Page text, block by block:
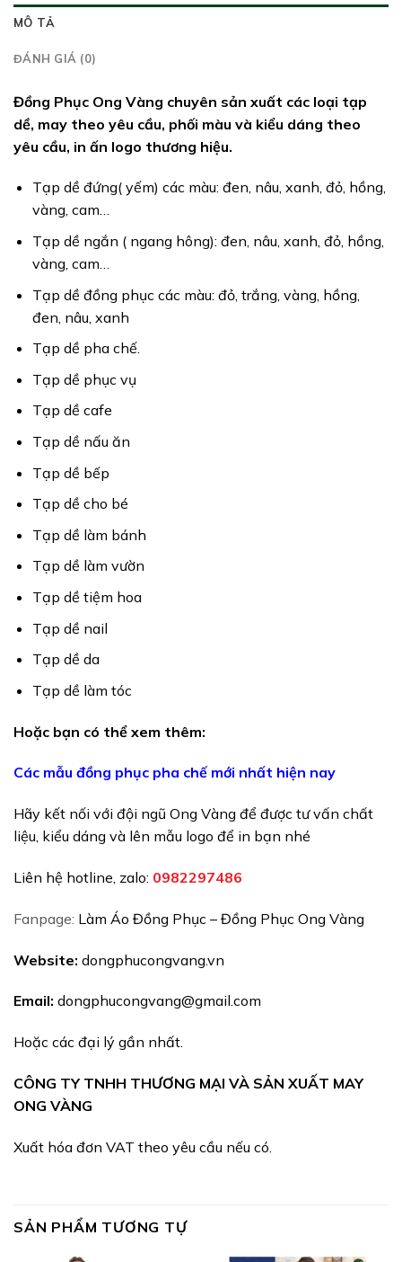
MÔ TẢ
ĐÁNH GIÁ (0)
Đồng Phục Ong Vàng chuyên sản xuất các loại tạp
dề, may theo yêu cầu, phối màu và kiểu dáng theo
yêu cầu, in ấn logo thương hiệu.
Tạp dề đứng( yếm) các màu: đen, nâu, xanh, đỏ, hồng,
vàng, cam…
Tạp dề ngắn ( ngang hông): đen, nâu, xanh, đỏ, hồng,
vàng, cam…
Tạp dề đồng phục các màu: đỏ, trắng, vàng, hồng,
đen, nâu, xanh
Tạp dề pha chế.
Tạp dề phục vụ
Tạp dề cafe
Tạp dề nấu ăn
Tạp dề bếp
Tạp dề cho bé
Tạp dề làm bánh
Tạp dề làm vườn
Tạp dề tiệm hoa
Tạp dề nail
Tạp dề da
Tạp dề làm tóc
Hoặc bạn có thể xem thêm:
Các mẫu đồng phục pha chế mới nhất hiện nay
Hãy kết nối với đội ngũ Ong Vàng để được tư vấn chất
liệu, kiểu dáng và lên mẫu logo để in bạn nhé
Liên hệ hotline, zalo: 0982297486
Fanpage: Làm Áo Đồng Phục – Đồng Phục Ong Vàng
Website: dongphucongvang.vn
Email: dongphucongvang@gmail.com
Hoặc các đại lý gần nhất.
CÔNG TY TNHH THƯƠNG MẠI VÀ SẢN XUẤT MAY
ONG VÀNG
Xuất hóa đơn VAT theo yêu cầu nếu có.
SẢN PHẨM TƯƠNG TỰ